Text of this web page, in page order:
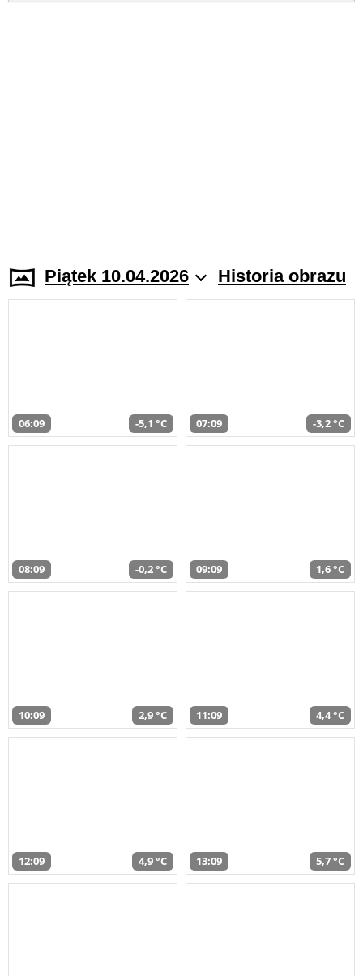
Piątek 10.04.2026 Historia obrazu
06:09 -5,1 °C 07:09 -3,2 °C
08:09 -0,2 °C 09:09 1,6 °C
10:09 2,9 °C 11:09 4,4 °C
12:09 4,9 °C 13:09 5,7 °C